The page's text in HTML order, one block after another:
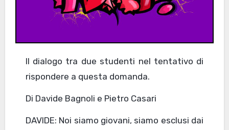
Il dialogo tra due studenti nel tentativo di
rispondere a questa domanda.
Di Davide Bagnoli e Pietro Casari
DAVIDE: Noi siamo giovani, siamo esclusi dai